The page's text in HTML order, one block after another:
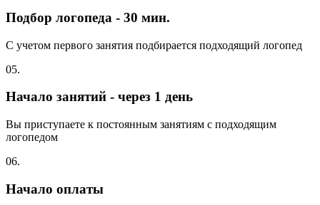
Подбор логопеда - 30 мин.
С учетом первого занятия подбирается подходящий логопед
05.
Начало занятий - через 1 день
Вы приступаете к постоянным занятиям с подходящим
логопедом
06.
Начало оплаты